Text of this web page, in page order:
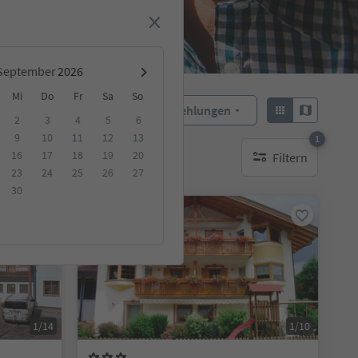
Mi Do Fr Sa
So
2 3 4 5
6
9 10 11 12
13
16 17 18 19
20
23 24 25 26
27
30
Empfehlungen
Unterkunft Filtern
1
1 aktiver Filter
1/14 1/10